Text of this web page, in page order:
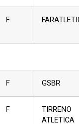
F
F GSBR
F
TIRRENO
ATLETICA